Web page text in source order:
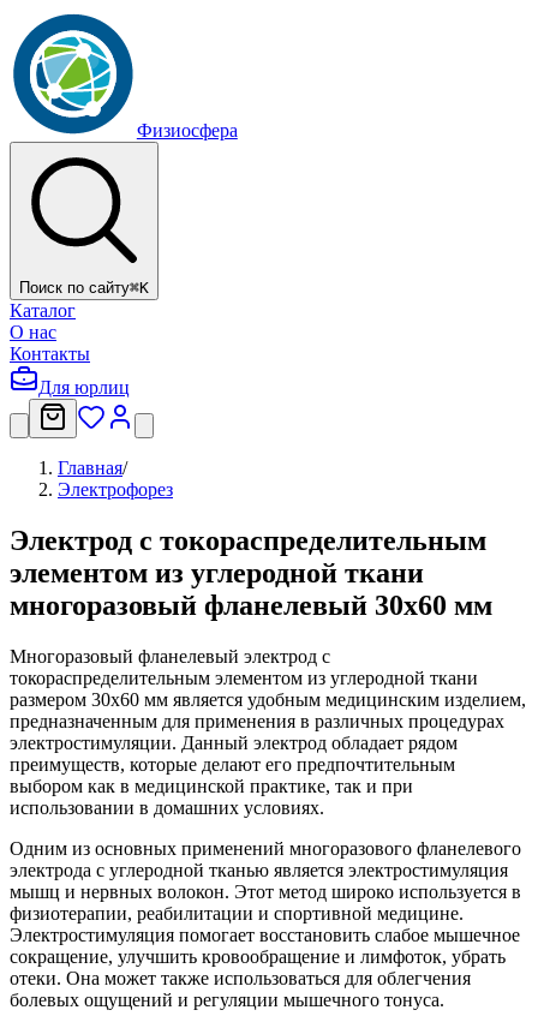
Физиосфера
Поиск по сайту⌘K
Каталог
О нас
Контакты
Для юрлиц
Главная/
Электрофорез
Электрод с токораспределительным
элементом из углеродной ткани
многоразовый фланелевый 30x60 мм
Многоразовый фланелевый электрод с
токораспределительным элементом из углеродной ткани
размером 30x60 мм является удобным медицинским изделием,
предназначенным для применения в различных процедурах
электростимуляции. Данный электрод обладает рядом
преимуществ, которые делают его предпочтительным
выбором как в медицинской практике, так и при
использовании в домашних условиях.
Одним из основных применений многоразового фланелевого
электрода с углеродной тканью является электростимуляция
мышц и нервных волокон. Этот метод широко используется в
физиотерапии, реабилитации и спортивной медицине.
Электростимуляция помогает восстановить слабое мышечное
сокращение, улучшить кровообращение и лимфоток, убрать
отеки. Она может также использоваться для облегчения
болевых ощущений и регуляции мышечного тонуса.